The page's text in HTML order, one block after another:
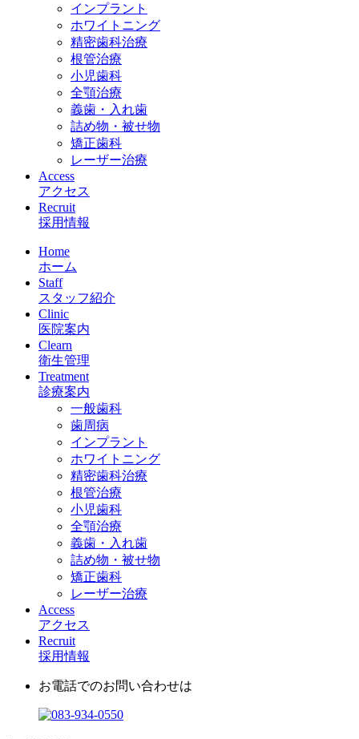
インプラント
ホワイトニング
精密歯科治療
根管治療
小児歯科
全顎治療
義歯・入れ歯
詰め物・被せ物
矯正歯科
レーザー治療
Access
アクセス
Recruit
採用情報
Home
ホーム
Staff
スタッフ紹介
Clinic
医院案内
Clearn
衛生管理
Treatment
診療案内
一般歯科
歯周病
インプラント
ホワイトニング
精密歯科治療
根管治療
小児歯科
全顎治療
義歯・入れ歯
詰め物・被せ物
矯正歯科
レーザー治療
Access
アクセス
Recruit
採用情報
お電話でのお問い合わせは